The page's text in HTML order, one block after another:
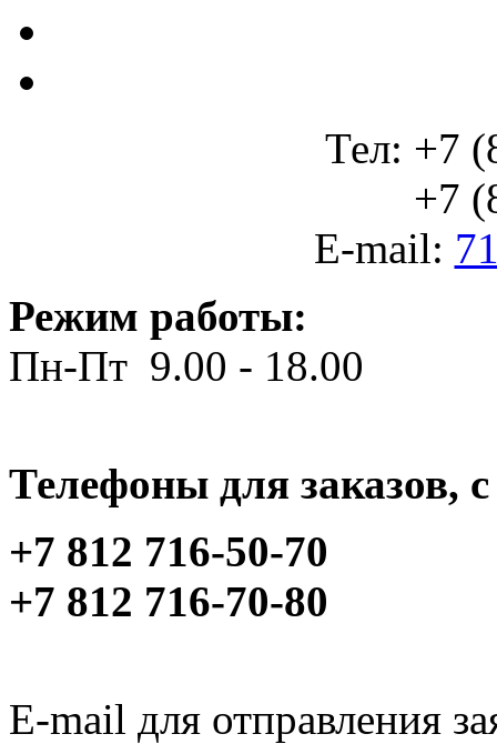
Тел: +7
+7
E-mail:
Режим работы:
Пн-Пт 9.00 - 18.00
Телефоны для заказов,
+7 812 716-50-70
+7 812 716-70-80
E-mail для отправления